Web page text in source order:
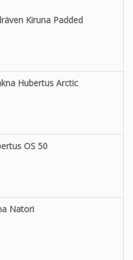
Kiruna Padded
Hubertus Arctic
OS 50
Natori